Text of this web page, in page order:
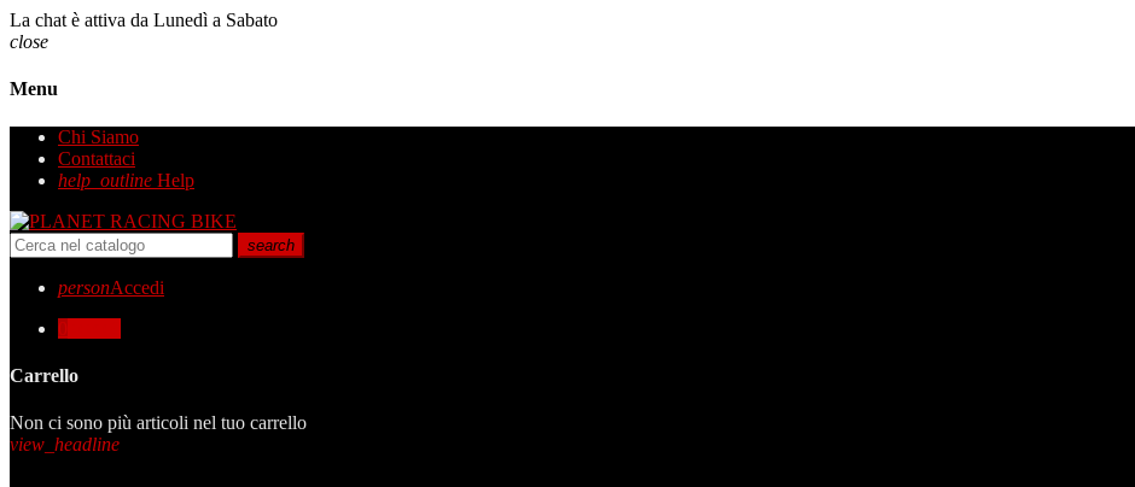
La chat è attiva da Lunedì a Sabato
close
Menu
Chi Siamo
Contattaci
help_outline Help
search
personAccedi
0
Carrello
Non ci sono più articoli nel tuo carrello
view_headline